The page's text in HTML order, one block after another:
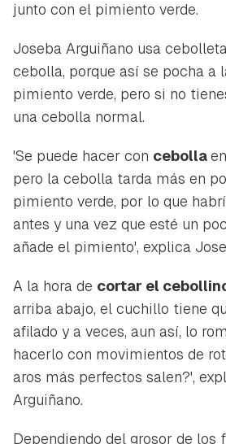
junto con el pimiento verde.
Joseba Arguiñano usa
cebolla, porque así se pocha a
pimiento verde, pero si no
una cebolla normal.
'Se puede hacer con cebolla
pero la cebolla tarda más en
pimiento verde, por lo que
antes y una vez que esté un
añade el pimiento', explica
A la hora de cortar el
arriba abajo, el cuchillo tiene
afilado y a veces, aun así, lo
hacerlo con movimientos de
aros más perfectos salen?',
Arguiñano.
Dependiendo del grosor de los